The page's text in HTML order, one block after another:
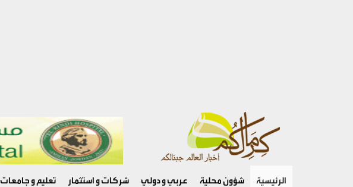
الرئيسية شؤون محلية عربي و دولي شركات و استثمار تعليم و جامعات